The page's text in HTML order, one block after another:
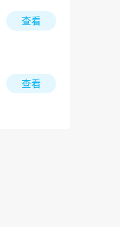
查看
查看